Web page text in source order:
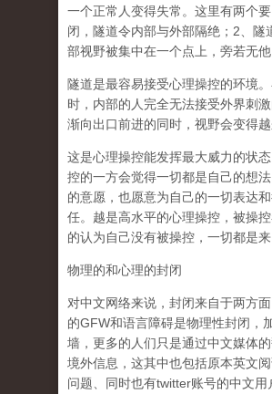
一个正常人变得失常。这里有两个
闭，隧道令内部与外部隔绝；2、隧
部视野被集中在一个点上，旁若无他
隧道是最容易接受心理操控的环境
时，内部的人完全无法接受外界刺
渐向出口前进的同时，视野会变得越
这是心理操控能发挥最大威力的状
控的一方会觉得一切都是自己的想
的意愿，也愿意为自己的一切表达
任。越是高水平的心理操控，被操
的认为自己没有被操控，一切都是来
物理的和心理的封闭
对中文网络来说，封闭来自于两方
的GFW和语言障碍是物理性封闭，
墙，更多的人们只是通过中文媒体
境外信息，这其中也包括原本英文
问题、同时也有twitter账号的中文用